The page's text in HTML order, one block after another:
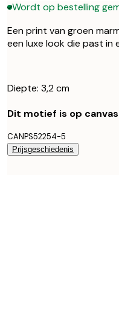
Wordt op bestelling
Een print van groen
een luxe look die past in
Diepte: 3,2 cm
Dit motief is op
CANPS52254-5
Prijsgeschiedenis